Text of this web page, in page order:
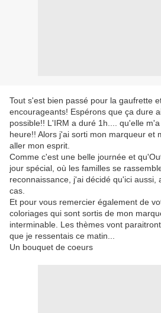
Tout s'est bien passé pour la gaufrette
encourageants! Espérons que ça dure
possible!! L'IRM a duré 1h.... qu'elle
heure!! Alors j'ai sorti mon marqueur et
aller mon esprit.
Comme c'est une belle journée et
jour spécial, où les familles se
reconnaissance, j'ai décidé qu'ici aussi,
cas.
Et pour vous remercier également de
coloriages qui sont sortis de mon
interminable. Les thèmes vont
que je ressentais ce matin...
Un bouquet de coeurs